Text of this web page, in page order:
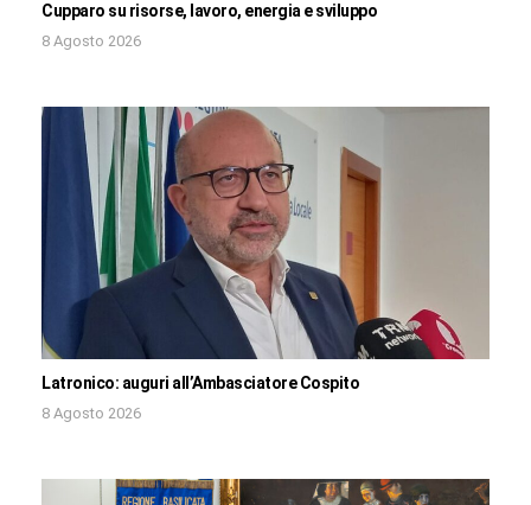
Cupparo su risorse, lavoro, energia e sviluppo
8 Agosto 2026
Latronico: auguri all’Ambasciatore Cospito
8 Agosto 2026